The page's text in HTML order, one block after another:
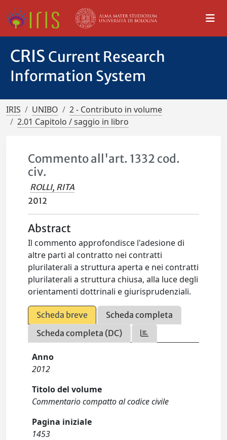
CRIS Current Research
Information System
IRIS UNIBO
2 - Contributo in volume
2.01 Capitolo / saggio in libro
Commento all'art. 1332 cod.
civ.
ROLLI, RITA
2012
Abstract
Il commento approfondisce l'adesione di
altre parti al contratto nei contratti
plurilaterali a struttura aperta e nei contratti
plurilaterali a struttura chiusa, alla luce degli
orientamenti dottrinali e giurisprudenziali.
Scheda breve
Scheda completa
Scheda completa (DC)
Anno
2012
Titolo del volume
Commentario compatto al codice civile
Pagina iniziale
1453